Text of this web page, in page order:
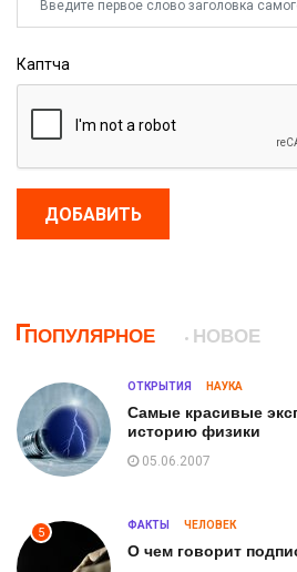
Каптча
ДОБАВИТЬ
ПОПУЛЯРНОЕ НОВОЕ
ОТКРЫТИЯ НАУКА
Самые красивые
историю физики
05.06.2007
5
ФАКТЫ ЧЕЛОВЕК
О чем говорит